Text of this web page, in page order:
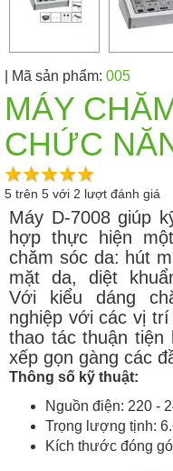
| Mã sản phẩm: 005
MÁY
CHỨC
5 trên 5 với 2 lượt đánh giá
Máy D-7008 giúp
hợp thực hiện
chăm sóc da: hút
mặt da, diệt
Với kiểu dáng
nghiệp với các vị
thao tác thuận tiện
xếp gọn gàng các
Thông số kỹ thuật:
Nguồn điện: 220 -
Trọng lượng tịnh:
Kích thước đóng